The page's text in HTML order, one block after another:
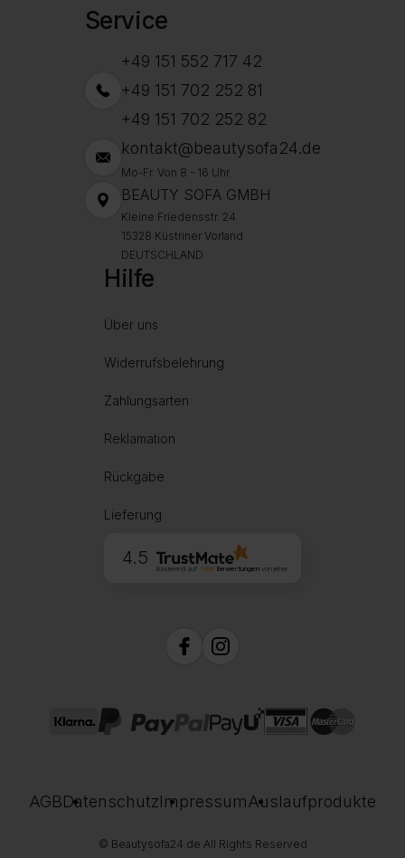
Service
+49 151 552 717 42
+49 151 702 252 81
+49 151 702 252 82
kontakt@beautysofa24.de
Mo-Fr. Von 8 - 16 Uhr
BEAUTY SOFA GMBH
Kleine Friedensstr. 24
15328 Küstriner Vorland
DEUTSCHLAND
Hilfe
Über uns
Widerrufsbelehrung
Zahlungsarten
Reklamation
Rückgabe
Lieferung
4.5
Basierend auf 1999Bewertungen von jeher
AGBDatenschutzImpressumAuslaufprodukte
© Beautysofa24.de All Rights Reserved